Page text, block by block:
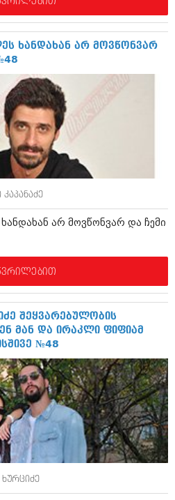
ხანდახან არ მოვწონვარ
არ მოვწონვარ და ჩემი
შეყვარებულობის
მან და ირაკლი ფიფიამ
№48